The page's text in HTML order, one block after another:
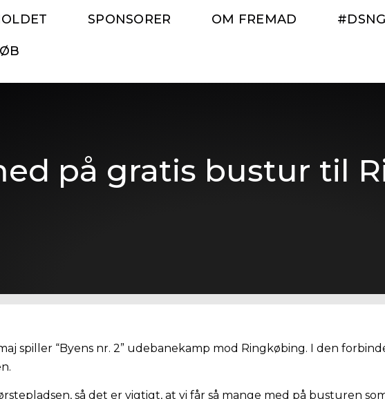
SPONSORER OM FREMAD #DSNG
på gratis bustur til
spiller “Byens nr. 2” udebanekamp mod Ringkøbing. I den
så det er vigtigt, at vi får så mange med på busturen